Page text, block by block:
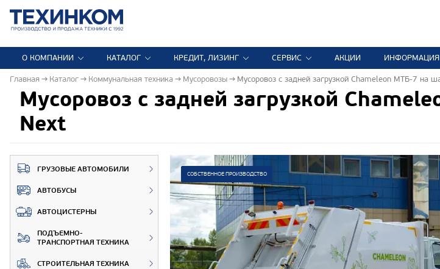
О КОМПАНИИ КАТАЛОГ КРЕДИТ, ЛИЗИНГ СЕРВИС АКЦИИ ИНФОРМАЦИЯ
Главная Каталог Коммунальная техника Мусоровозы Мусоровоз с задней загрузкой Chameleon МТБ-7 на
Мусоровоз с задней загрузкой
Next
ГРУЗОВЫЕ АВТОМОБИЛИ
АВТОБУСЫ
АВТОЦИСТЕРНЫ
ПОДЪЕМНО-
ТРАНСПОРТНАЯ ТЕХНИКА
СТРОИТЕЛЬНАЯ ТЕХНИКА
СОБСТВЕННОЕ ПРОИЗВОДСТВО